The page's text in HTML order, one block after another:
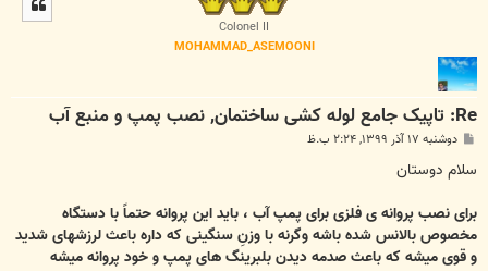
Colonel II
MOHAMMAD_ASEMOONI
Re: تاپیک جامع لوله کشی ساختمان, نصب پمپ و منبع آب
پ
ت
دوشنبه ۱۷ آذر ۱۳۹۹, ۲:۲۴ ب.ظ
سلام دوستان
برای نصب پروانه ی فلزی برای پمپ آب ، باید این پروانه حتماً با دستگاه
مخصوص بالانس شده باشه وگرنه با وزنِ سنگینی که داره باعث لرزشهای شدید
و قوی میشه که باعث صدمه دیدن بلبرینگ های پمپ و خود پروانه میشه